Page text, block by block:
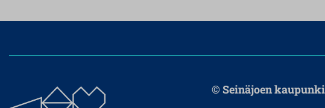
© Seinäjoen kaupunki